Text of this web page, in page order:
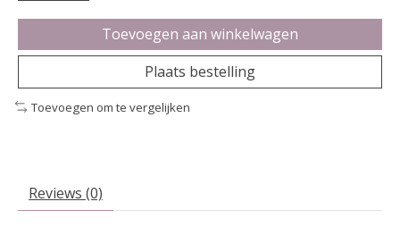
Toevoegen aan winkelwagen
Plaats bestelling
Toevoegen om te vergelijken
Reviews (0)